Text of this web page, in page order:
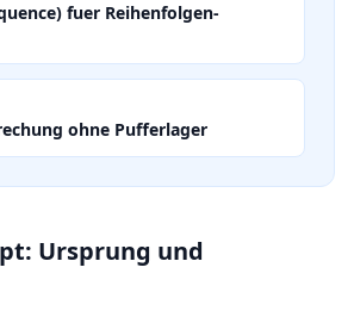
fuer Reihenfolgen-
ohne Pufferlager
Ursprung und